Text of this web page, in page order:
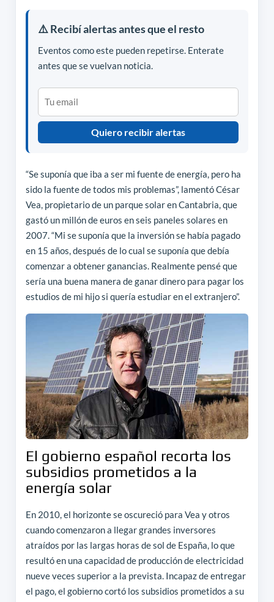
⚠️ Recibí alertas antes que el resto
Eventos como este pueden repetirse. Enterate
antes que se vuelvan noticia.
Quiero recibir alertas
“Se suponía que iba a ser mi fuente de energía, pero ha
sido la fuente de todos mis problemas”, lamentó César
Vea, propietario de un parque solar en Cantabria, que
gastó un millón de euros en seis paneles solares en
2007. “Mi se suponía que la inversión se había pagado
en 15 años, después de lo cual se suponía que debía
comenzar a obtener ganancias. Realmente pensé que
sería una buena manera de ganar dinero para pagar los
estudios de mi hijo si quería estudiar en el extranjero”.
El gobierno español recorta los
subsidios prometidos a la
energía solar
En 2010, el horizonte se oscureció para Vea y otros
cuando comenzaron a llegar grandes inversores
atraídos por las largas horas de sol de España, lo que
resultó en una capacidad de producción de electricidad
nueve veces superior a la prevista. Incapaz de entregar
el pago, el gobierno cortó los subsidios prometidos a su